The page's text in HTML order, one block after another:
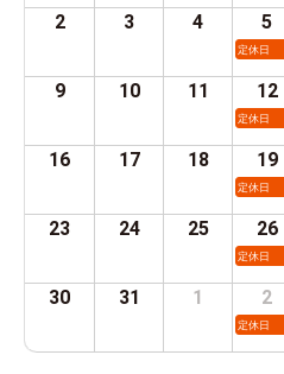
2 3 4 5
定休日
9 10 11 12
定休日
16 17 18 19
定休日
23 24 25 26
定休日
30 31 1 2
定休日